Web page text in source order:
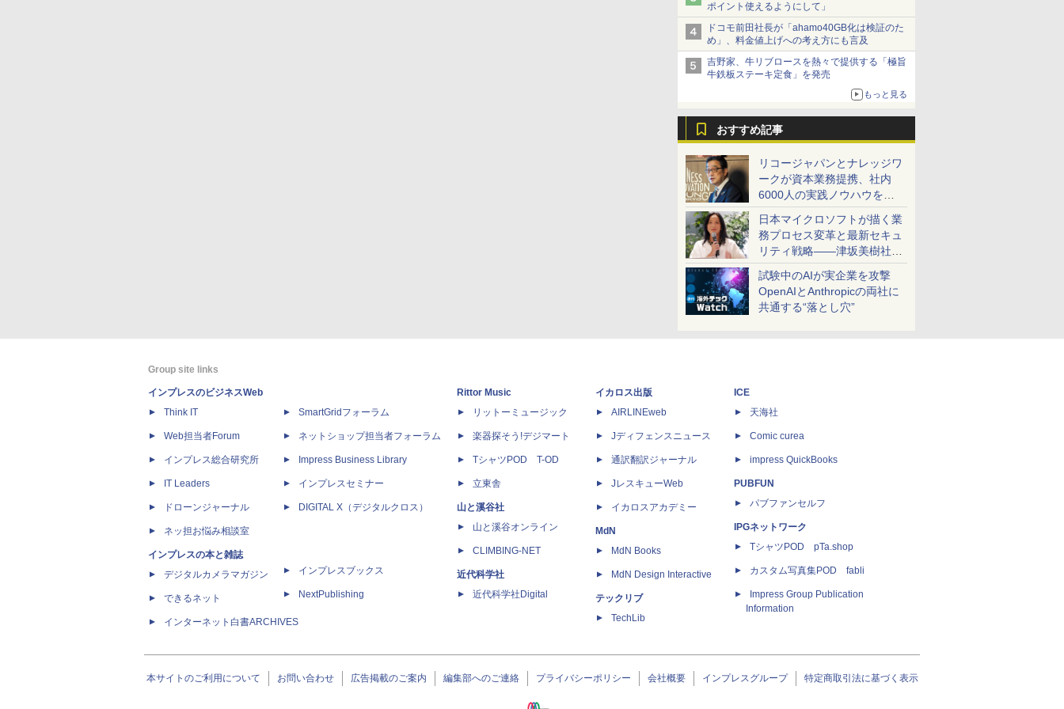
ポイント使えるようにして」
ドコモ前田社長が「ahamo40GB化は検証のた
め」、料金値上げへの考え方にも言及
吉野家、牛リブロースを熱々で提供する「極旨
牛鉄板ステーキ定食」を発売
もっと見る
おすすめ記事
リコージャパンとナレッジワ
ークが資本業務提携、社内
6000人の実践ノウハウを生
かした「AI商談記録 for
RICOH」を展開へ
日本マイクロソフトが描く業
務プロセス変革と最新セキュ
リティ戦略――津坂美樹社長
が2027年度戦略を説明
試験中のAIが実企業を攻撃
OpenAIとAnthropicの両社に
共通する“落とし穴”
Group site links
インプレスのビジネスWeb
Think IT
Web担当者Forum
インプレス総合研究所
IT Leaders
ドローンジャーナル
ネッ担お悩み相談室
インプレスの本と雑誌
デジタルカメラマガジン
できるネット
インターネット白書ARCHIVES
SmartGridフォーラム
ネットショップ担当者フォーラム
Impress Business Library
インプレスセミナー
DIGITAL X（デジタルクロス）
インプレスブックス
NextPublishing
Rittor Music
リットーミュージック
楽器探そう!デジマート
TシャツPOD T-OD
立東舎
山と溪谷社
山と溪谷オンライン
CLIMBING-NET
近代科学社
近代科学社Digital
イカロス出版
AIRLINEweb
Jディフェンスニュース
通訳翻訳ジャーナル
JレスキューWeb
イカロスアカデミー
MdN
MdN Books
MdN Design Interactive
テックリブ
TechLib
ICE
天海社
Comic curea
impress QuickBooks
PUBFUN
パブファンセルフ
IPGネットワーク
TシャツPOD pTa.shop
カスタム写真集POD fabli
Impress Group Publication
Information
本サイトのご利用について お問い合わせ 広告掲載のご案内 編集部へのご連絡 プライバシーポリシー 会社概要 インプレスグループ 特定商取引法に基づく表示